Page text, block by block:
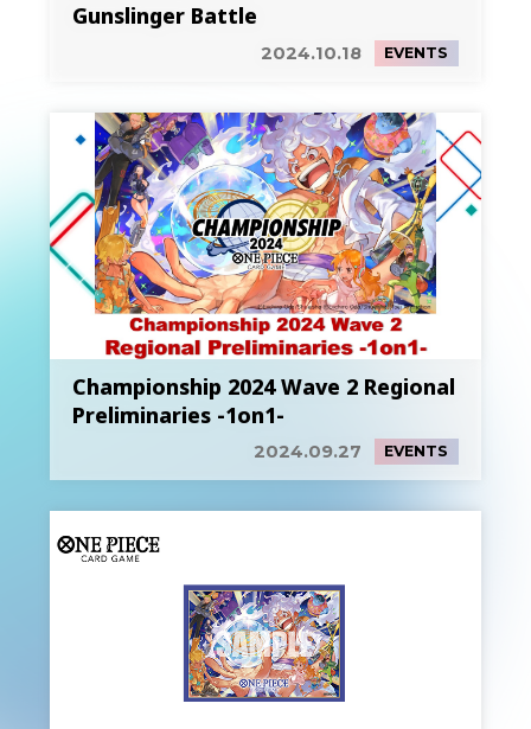
Gunslinger Battle
2024.10.18 EVENTS
Championship 2024 Wave 2 Regional
Preliminaries -1on1-
2024.09.27 EVENTS